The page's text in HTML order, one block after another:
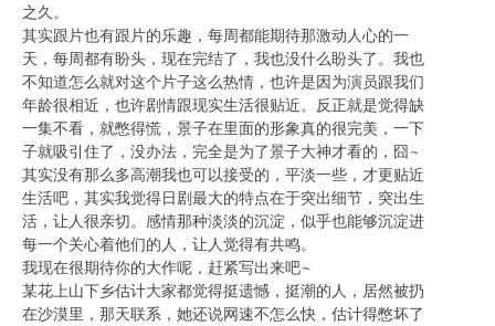
之久。
其实跟片也有跟片的乐趣，每周都能期待那激动人心的一
天，每周都有盼头，现在完结了，我也没什么盼头了。我也
不知道怎么就对这个片子这么热情，也许是因为演员跟我们
年龄很相近，也许剧情跟现实生活很贴近。反正就是觉得缺
一集不看，就憋得慌，景子在里面的形象真的很完美，一下
子就吸引住了，没办法，完全是为了景子大神才看的，囧~
其实没有那么多高潮我也可以接受的，平淡一些，才更贴近
生活吧，其实我觉得日剧最大的特点在于突出细节，突出生
活，让人很亲切。感情那种淡淡的沉淀，似乎也能够沉淀进
每一个关心着他们的人，让人觉得有共鸣。
我现在很期待你的大作呢，赶紧写出来吧~
某花上山下乡估计大家都觉得挺遗憾，挺潮的人，居然被扔
在沙漠里，那天联系，她还说网速不怎么快，估计得憋坏了